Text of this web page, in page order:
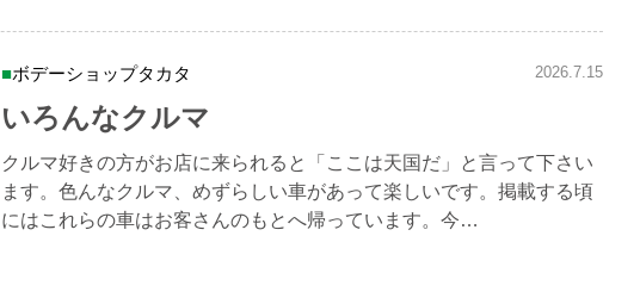
ボデーショップタカタ 2026.7.15
いろんなクルマ
クルマ好きの方がお店に来られると「ここは天国だ」と言って下さい
ます。色んなクルマ、めずらしい車があって楽しいです。掲載する頃
にはこれらの車はお客さんのもとへ帰っています。今…